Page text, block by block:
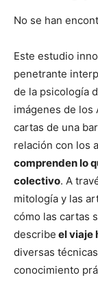
No se han
Este estudio
penetrante
de la psicología
imágenes de los
cartas de una
relación con los
comprenden lo
colectivo. A
mitología y las
cómo las cartas
describe el viaje
diversas
conocimiento